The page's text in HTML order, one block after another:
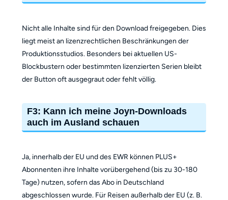
Nicht alle Inhalte sind für den Download freigegeben. Dies
liegt meist an lizenzrechtlichen Beschränkungen der
Produktionsstudios. Besonders bei aktuellen US-
Blockbustern oder bestimmten lizenzierten Serien bleibt
der Button oft ausgegraut oder fehlt völlig.
F3: Kann ich meine Joyn-Downloads
auch im Ausland schauen
Ja, innerhalb der EU und des EWR können PLUS+
Abonnenten ihre Inhalte vorübergehend (bis zu 30-180
Tage) nutzen, sofern das Abo in Deutschland
abgeschlossen wurde. Für Reisen außerhalb der EU (z. B.